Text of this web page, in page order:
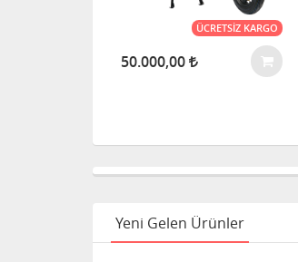
ÜCRETSIZ KARGO
50.000,00
Yeni Gelen Ürünler